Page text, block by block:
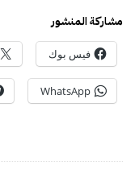
مشاركة المنشور
فيس بوك
WhatsApp